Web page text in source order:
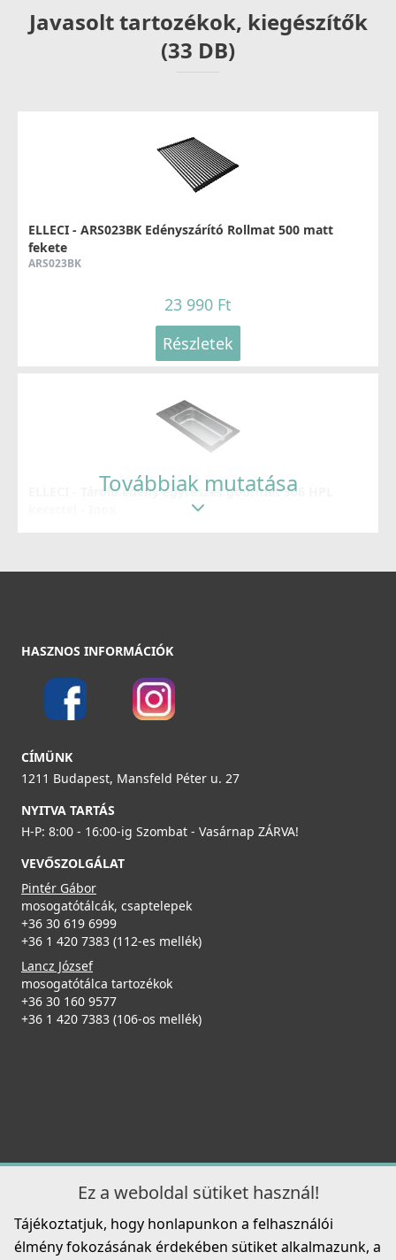
ELLECI - Csaptelep Stream Plus - matt fekete
137 990 Ft
Részletek
176 990 Ft
Részletek
89 990 Ft
Részletek
ELLECI - Csaptelep Club matt fekete - Kifutó termék!
MOKCLUBK
139 990 Ft
Részletek
219 990 Ft
Részletek
Javasolt tartozékok, kiegészítők
(33 DB)
ELLECI - ARS023BK Edényszárító Rollmat 500 matt
fekete
ARS023BK
23 990 Ft
Részletek
ELLECI - Tároló edény egyrészes gourmet 366 HPL
37 990 Ft
Elleci ATH093BK Vágódeszka HPL - Fekete
ELLECI - Tároló edény egyrészes gourmet 433 HPL
kerettel - Fekete
Továbbiak mutatása
HASZNOS INFORMÁCIÓK
CÍMÜNK
1211 Budapest, Mansfeld Péter u. 27
NYITVA TARTÁS
H-P: 8:00 - 16:00-ig Szombat - Vasárnap ZÁRVA!
VEVŐSZOLGÁLAT
Pintér Gábor
mosogatótálcák, csaptelepek
+36 30 619 6999
+36 1 420 7383 (112-es mellék)
Lancz József
mosogatótálca tartozékok
+36 30 160 9577
+36 1 420 7383 (106-os mellék)
Ez a weboldal sütiket használ!
Tájékoztatjuk, hogy honlapunkon a felhasználói
élmény fokozásának érdekében sütiket alkalmazunk, a